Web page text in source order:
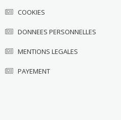
COOKIES
DONNEES PERSONNELLES
MENTIONS LEGALES
PAYEMENT